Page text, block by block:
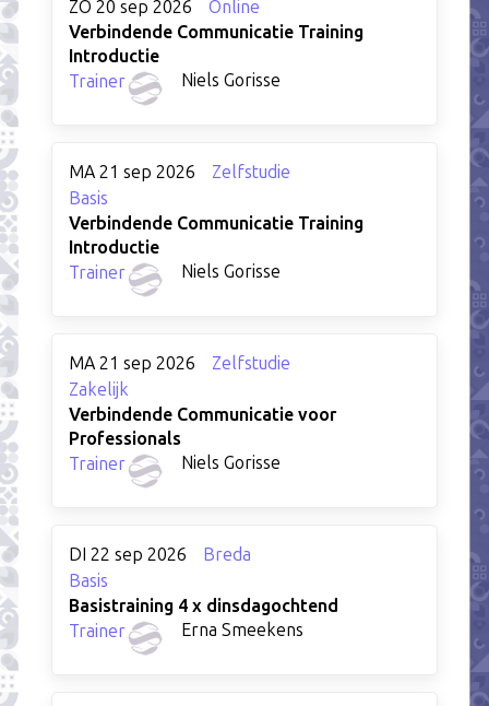
ZO 20 sep 2026
Online
Verbindende Communicatie Training
Introductie
Trainer
Niels Gorisse
MA 21 sep 2026
Zelfstudie
Basis
Verbindende Communicatie Training
Introductie
Trainer
Niels Gorisse
MA 21 sep 2026
Zelfstudie
Zakelijk
Verbindende Communicatie voor
Professionals
Trainer
Niels Gorisse
DI 22 sep 2026
Breda
Basis
Basistraining 4 x dinsdagochtend
Trainer
Erna Smeekens